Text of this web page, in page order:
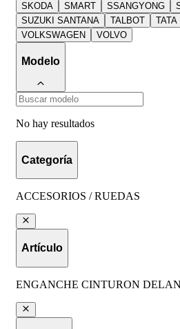
SKODA SMART SSANGYONG
SUZUKI SANTANA
TALBOT TATA
VOLKSWAGEN
VOLVO
Modelo
No hay resultados
Categoría
ACCESORIOS / RUEDAS
Artículo
ENGANCHE CINTURON